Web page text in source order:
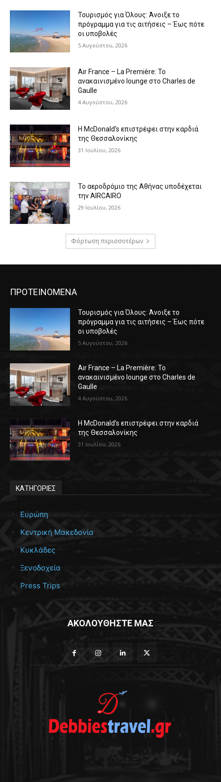
Τουρισμός για Όλους: Άνοιξε το
πρόγραμμα για τις αιτήσεις – Έως πότε
οι υποβολές
5 Αυγούστου, 2026
Air France – La Première: Το
ανακαινισμένο lounge στο Charles de
Gaulle
4 Αυγούστου, 2026
Η McDonald’s επιστρέφει στην καρδιά
της Θεσσαλονίκης
31 Ιουλίου, 2026
Το αεροδρόμιο της Αθήνας υποδέχεται
την AIRCAIRO
29 Ιουλίου, 2026
Φόρτωση περισσοτέρων
ΠΡΟΤΕΙΝΟΜΕΝΑ
Τουρισμός για Όλους: Άνοιξε το
πρόγραμμα για τις αιτήσεις – Έως πότε
οι υποβολές
5 Αυγούστου, 2026
Air France – La Première: Το
ανακαινισμένο lounge στο Charles de
Gaulle
4 Αυγούστου, 2026
Η McDonald’s επιστρέφει στην καρδιά
της Θεσσαλονίκης
31 Ιουλίου, 2026
ΚΑΤΗΓΟΡΙΕΣ
Ευρώπη
Κεντρική Μακεδονία
Κυκλάδες
Ξενοδοχεία
Press Trips
ΑΚΟΛΟΥΘΗΣΤΕ ΜΑΣ